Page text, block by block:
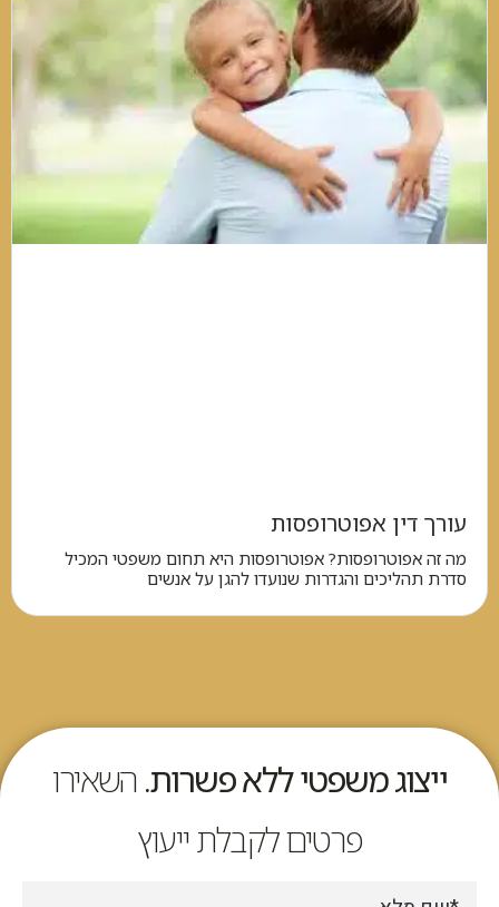
עורך דין אפוטרופסות
מה זה אפוטרופסות? אפוטרופסות היא תחום משפטי המכיל
סדרת תהליכים והגדרות שנועדו להגן על אנשים
ייצוג משפטי ללא פשרות. השאירו
פרטים לקבלת ייעוץ